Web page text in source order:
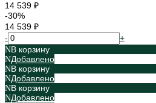
14 539 ₽
-30%
14 539 ₽
-
+
В корзину
Добавлено
В корзину
Добавлено
В корзину
Добавлено